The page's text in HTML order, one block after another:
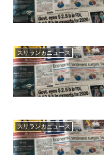
スリランカニュース
スリランカニュース